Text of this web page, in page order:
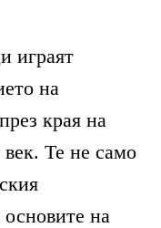
играят
на
края на
Те не само
основите на